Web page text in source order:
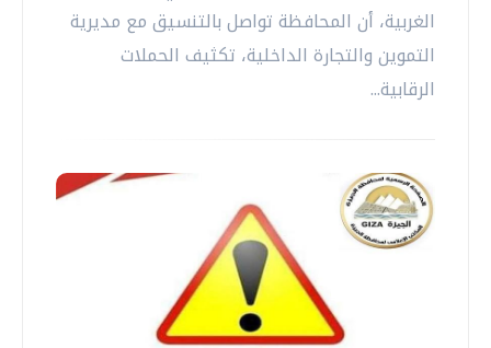
الغربية، أن المحافظة تواصل بالتنسيق مع مديرية
التموين والتجارة الداخلية، تكثيف الحملات
الرقابية...